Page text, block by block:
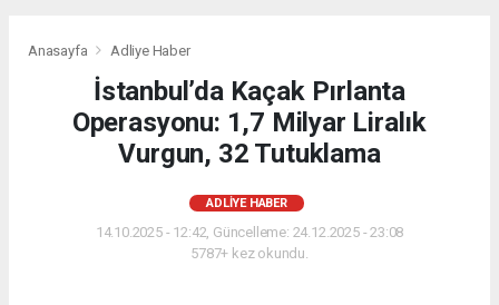
Anasayfa Adliye Haber
İstanbul’da Kaçak Pırlanta
Operasyonu: 1,7 Milyar Liralık
Vurgun, 32 Tutuklama
ADLIYE HABER
14.10.2025 - 12:42, Güncelleme: 24.12.2025 - 23:08
5787+ kez okundu.